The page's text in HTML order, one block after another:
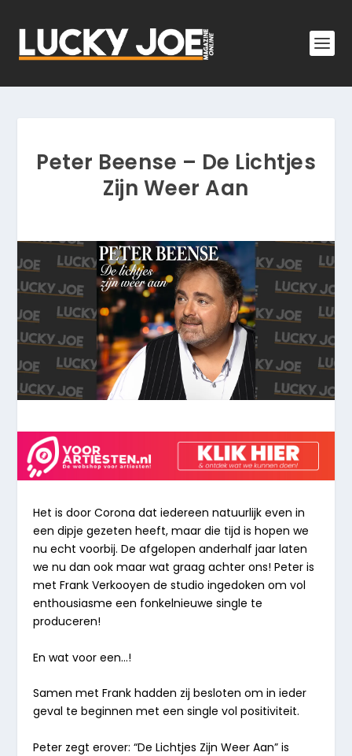
Peter Beense – De Lichtjes
Zijn Weer Aan
Het is door Corona dat iedereen natuurlijk even in
een dipje gezeten heeft, maar die tijd is hopen we
nu echt voorbij. De afgelopen anderhalf jaar laten
we nu dan ook maar wat graag achter ons! Peter is
met Frank Verkooyen de studio ingedoken om vol
enthousiasme een fonkelnieuwe single te
produceren!
En wat voor een…!
Samen met Frank hadden zij besloten om in ieder
geval te beginnen met een single vol positiviteit.
Peter zegt erover: “De Lichtjes Zijn Weer Aan” is